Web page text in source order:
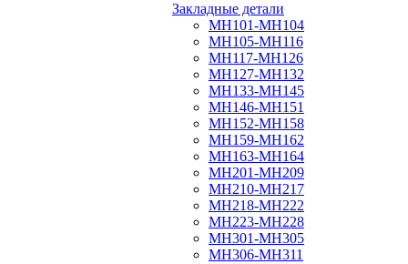
Закладные детали
МН101-МН104
МН105-МН116
МН117-МН126
МН127-МН132
МН133-МН145
МН146-МН151
МН152-МН158
МН159-МН162
МН163-МН164
МН201-МН209
МН210-МН217
МН218-МН222
МН223-МН228
МН301-МН305
МН306-МН311